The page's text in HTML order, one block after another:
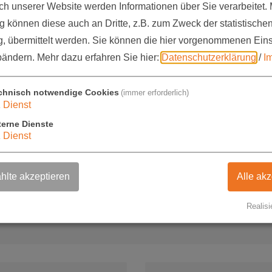
bei uns.
während der Semesterferien bei uns
und einfach abschicken.
für Ferienarbeit /
unserer Website werden Informationen über Sie verarbeitet.
können diese auch an Dritte, z.B. zum Zweck der statistischen
übermittelt werden. Sie können die hier vorgenommenen
Mehr dazu erfahren Sie hier: Datenschutzerklärung /
notwendige Cookies (immer erforderlich)
Dienst
Dienste
Dienst
akzeptieren Alle